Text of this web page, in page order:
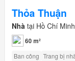
Thỏa Thuận
Nhà tại Hồ Chí
60 m²
Ban công Trang bị